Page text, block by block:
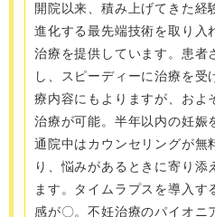
開院以来、積み上げてきた経
進化する最先端技術を取り入
治療を提供しています。患者
し、スピーディーに治療を受
療内容にもよりますが、およ
治療が可能。半年以内の妊娠
通院中はカウンセリングが無
り、悩みがあるときに寄り添
ます。タイムラプスを導入す
感が〇。不妊治療のパイオニ